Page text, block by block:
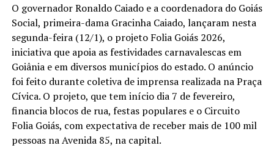
O governador Ronaldo Caiado e a coordenadora do Goiás
Social, primeira-dama Gracinha Caiado, lançaram nesta
segunda-feira (12/1), o projeto Folia Goiás 2026,
iniciativa que apoia as festividades carnavalescas em
Goiânia e em diversos municípios do estado. O anúncio
foi feito durante coletiva de imprensa realizada na Praça
Cívica. O projeto, que tem início dia 7 de fevereiro,
financia blocos de rua, festas populares e o Circuito
Folia Goiás, com expectativa de receber mais de 100 mil
pessoas na Avenida 85, na capital.